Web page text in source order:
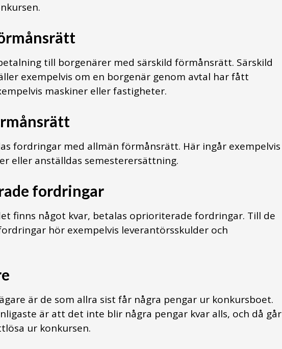
till borgenärer med särskild förmånsrätt. Särskild
exempelvis om en borgenär genom avtal har fått
maskiner eller fastigheter.
fordringar med allmän förmånsrätt. Här ingår exempelvis
eller anställdas semesterersättning.
fordringar
finns något kvar, betalas oprioriterade fordringar. Till de
hör exempelvis leverantörsskulder och
är de som allra sist får några pengar ur konkursboet.
är att det inte blir några pengar kvar alls, och då går
ur konkursen.